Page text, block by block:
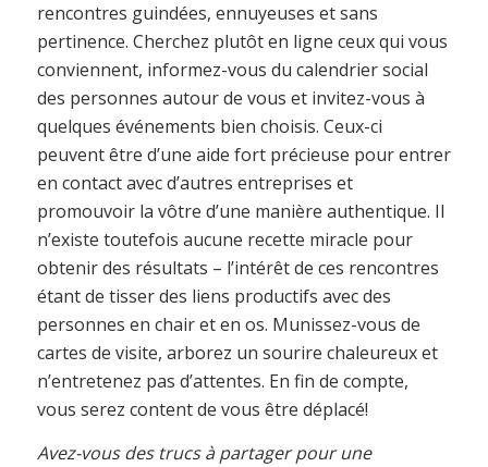
rencontres guindées, ennuyeuses et sans
pertinence. Cherchez plutôt en ligne ceux qui vous
conviennent, informez-vous du calendrier social
des personnes autour de vous et invitez-vous à
quelques événements bien choisis. Ceux-ci
peuvent être d’une aide fort précieuse pour entrer
en contact avec d’autres entreprises et
promouvoir la vôtre d’une manière authentique. Il
n’existe toutefois aucune recette miracle pour
obtenir des résultats – l’intérêt de ces rencontres
étant de tisser des liens productifs avec des
personnes en chair et en os. Munissez-vous de
cartes de visite, arborez un sourire chaleureux et
n’entretenez pas d’attentes. En fin de compte,
vous serez content de vous être déplacé!
Avez-vous des trucs à partager pour une